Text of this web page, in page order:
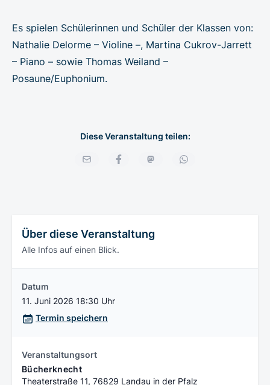
Es spielen Schülerinnen und Schüler der Klassen von:
Nathalie Delorme – Violine –, Martina Cukrov-Jarrett
– Piano – sowie Thomas Weiland –
Posaune/Euphonium.
Diese Veranstaltung teilen:
Über diese Veranstaltung
Alle Infos auf einen Blick.
Datum
11. Juni 2026 18:30 Uhr
Termin speichern
Veranstaltungsort
Bücherknecht
Theaterstraße 11, 76829 Landau in der Pfalz